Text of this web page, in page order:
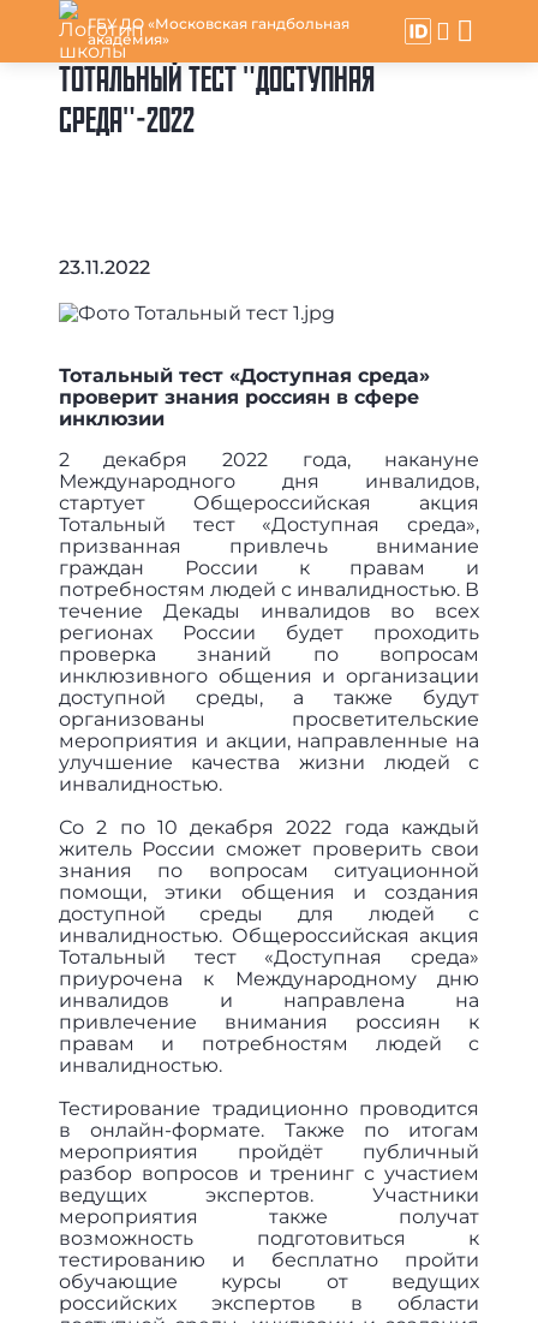
ГБУ ДО «Московская гандбольная
академия»
ТОТАЛЬНЫЙ ТЕСТ "ДОСТУПНАЯ
СРЕДА"-2022
23.11.2022
Тотальный тест «Доступная среда»
проверит знания россиян в сфере
инклюзии
2 декабря 2022 года, накануне
Международного дня инвалидов,
стартует Общероссийская акция
Тотальный тест «Доступная среда»,
призванная привлечь внимание
граждан России к правам и
потребностям людей с инвалидностью. В
течение Декады инвалидов во всех
регионах России будет проходить
проверка знаний по вопросам
инклюзивного общения и организации
доступной среды, а также будут
организованы просветительские
мероприятия и акции, направленные на
улучшение качества жизни людей с
инвалидностью.
Со 2 по 10 декабря 2022 года каждый
житель России сможет проверить свои
знания по вопросам ситуационной
помощи, этики общения и создания
доступной среды для людей с
инвалидностью. Общероссийская акция
Тотальный тест «Доступная среда»
приурочена к Международному дню
инвалидов и направлена на
привлечение внимания россиян к
правам и потребностям людей с
инвалидностью.
Тестирование традиционно проводится
в онлайн-формате. Также по итогам
мероприятия пройдёт публичный
разбор вопросов и тренинг с участием
ведущих экспертов. Участники
мероприятия также получат
возможность подготовиться к
тестированию и бесплатно пройти
обучающие курсы от ведущих
российских экспертов в области